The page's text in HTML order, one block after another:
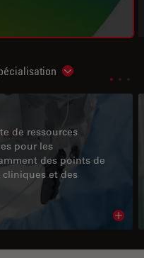
Show
de ressources
pour les
des points de
cliniques et des